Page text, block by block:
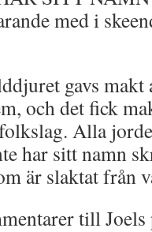
med i
gavs
och det fick
Alla
har sitt namn
är slaktat från
till